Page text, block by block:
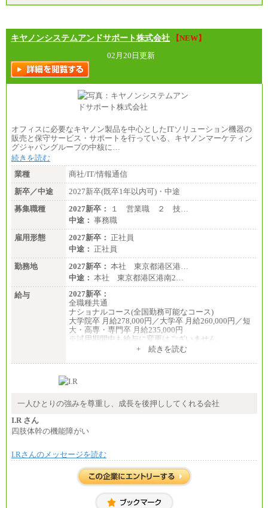
キヤノンシステムアンドサポート株式会社
【NEW】
02月20日更新
オフィスに必要なキヤノン製品を中心としたITソリューション機器の
販売と保守サービス・サポートを行っている、キヤノンマーケティン
グジャパングループの中核に…
続きを読む
業種
商社/IT/情報通信
新卒／中途
2027新卒(既卒1年以内可)・中途
募集職種
2027新卒：
１ 営業職 ２ 技…
中途： 事務職
雇用形態
2027新卒： 正社員
中途： 正社員
勤務地
2027新卒： 本社 東京都港区港…
中途： 本社 東京都港区港南2…
給与
2027新卒：
全職種共通
ナショナルコース(全国勤務可能なコース)
大学院卒 月給278,000円／大学卒 月給260,000円／短
大・高専・専門卒 月給235,000円
※試用期間中も給与に変更はございません
大学院卒 月給264,000円／大学卒 月給250,000円／短
※試用期間中も給与に変更はございません
月給：250,000円～400,000円
+ 続きを読む
一人ひとりの強みを尊重し、成長を後押ししてくれる会社
I.R さん
四肢体幹の機能障がい
I.Rさんのメッセージを読む